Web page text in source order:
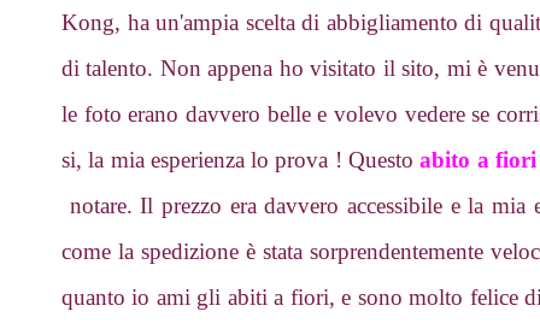
Kong, ha un'ampia scelta di abbigliamento di
di talento. Non appena ho visitato il sito, mi è
le foto erano davvero belle e volevo vedere se
si, la mia esperienza lo prova ! Questoabito a
notare. Il prezzo era davvero accessibile e la mia
come la spedizione è stata sorprendentemente
quanto io ami gli abiti a fiori, e sono molto felice